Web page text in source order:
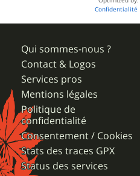
Confidentialité
Qui sommes-nous ?
Contact & Logos
Services pros
Mentions légales
Politique de
confidentialité
Consentement / Cookies
Stats des traces GPX
Status des services